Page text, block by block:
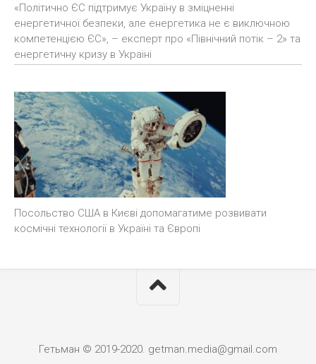
«Політично ЄС підтримує Україну в зміцненні
енергетичної безпеки, але енергетика не є виключною
компетенцією ЄС», – експерт про «Північний потік – 2» та
енергетичну кризу в Україні
Посольство США в Києві допомагатиме розвивати
космічні технології в Україні та Європі
Гетьман © 2019-2020. getman.media@gmail.com